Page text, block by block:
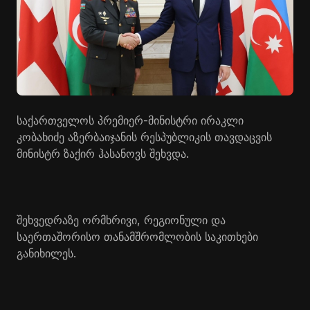
საქართველოს პრემიერ-მინისტრი ირაკლი
კობახიძე აზერბაიჯანის რესპუბლიკის თავდაცვის
მინისტრ ზაქირ ჰასანოვს შეხვდა.
შეხვედრაზე ორმხრივი, რეგიონული და
საერთაშორისო თანამშრომლობის საკითხები
განიხილეს.